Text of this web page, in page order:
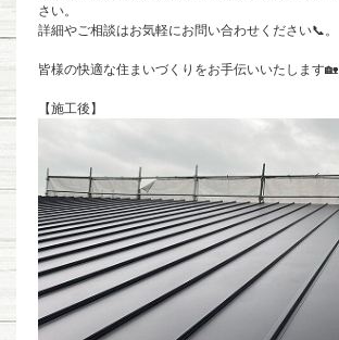
さい。
詳細やご相談はお気軽にお問い合わせください📞。
皆様の快適な住まいづくりをお手伝いいたします🏡
【施工後】